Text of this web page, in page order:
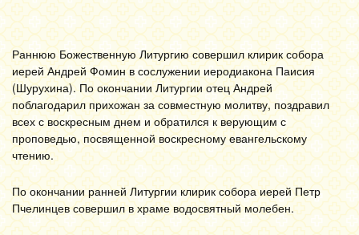
Раннюю Божественную Литургию совершил клирик собора
иерей Андрей Фомин в сослужении иеродиакона Паисия
(Шурухина). По окончании Литургии отец Андрей
поблагодарил прихожан за совместную молитву, поздравил
всех с воскресным днем и обратился к верующим с
проповедью, посвященной воскресному евангельскому
чтению.
По окончании ранней Литургии клирик собора иерей Петр
Пчелинцев совершил в храме водосвятный молебен.